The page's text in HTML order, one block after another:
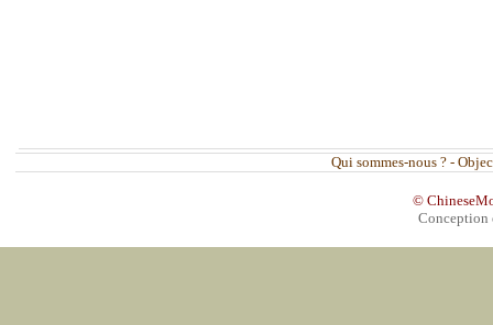
Qui sommes-nous ? -
©
Conception